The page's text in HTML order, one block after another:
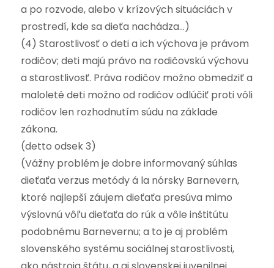
a po rozvode, alebo v krízových situáciách v
prostredí, kde sa dieťa nachádza…)
(4) Starostlivosť o deti a ich výchova je právom
rodičov; deti majú právo na rodičovskú výchovu
a starostlivosť. Práva rodičov možno obmedziť a
maloleté deti možno od rodičov odlúčiť proti vôli
rodičov len rozhodnutím súdu na základe
zákona.
(detto odsek 3)
(Vážny problém je dobre informovaný súhlas
dieťaťa verzus metódy á la nórsky Barnevern,
ktoré najlepší záujem dieťaťa presúva mimo
výslovnú vôľu dieťaťa do rúk a vôle inštitútu
podobnému Barnevernu; a to je aj problém
slovenského systému sociálnej starostlivosti,